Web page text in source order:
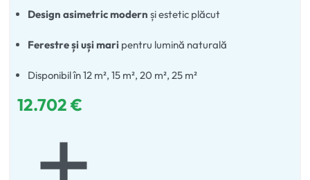
Design asimetric modern șiestetic plăcut
Ferestre și uși mari pentru lumină naturală
Disponibil în 12 m², 15 m², 20 m², 25 m²
12.702 €